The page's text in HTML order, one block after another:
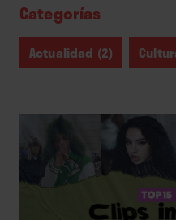
Categorías
Actualidad (2)